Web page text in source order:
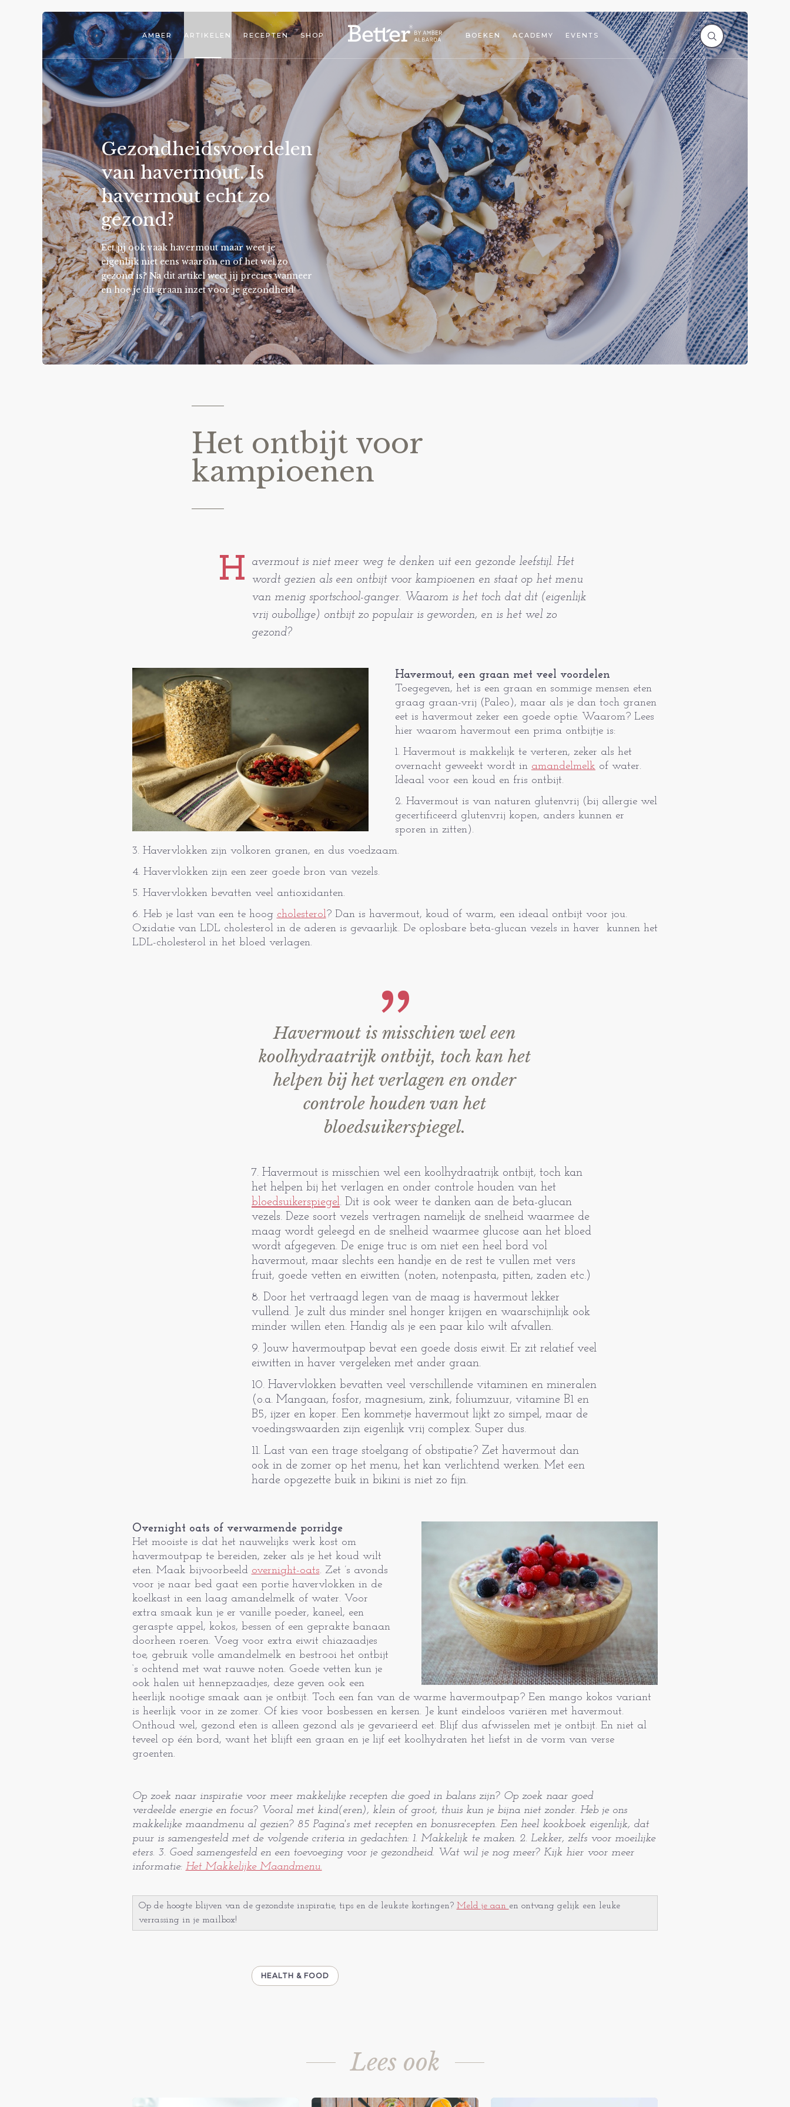
AMBER ARTIKELEN RECEPTEN SHOP BOEKEN ACADEMY EVENTS
Gezondheidsvoordelen
van havermout. Is
havermout echt zo
gezond?
Eet jij ook vaak havermout maar weet je
eigenlijk niet eens waarom en of het wel zo
gezond is? Na dit artikel weet jij precies wanneer
en hoe je dit graan inzet voor je gezondheid!
Het ontbijt voor
kampioenen
H
avermout is niet meer weg te denken uit een gezonde leefstijl. Het
wordt gezien als een ontbijt voor kampioenen en staat op het menu
van menig sportschool-ganger. Waarom is het toch dat dit (eigenlijk
vrij oubollige) ontbijt zo populair is geworden, en is het wel zo
gezond?
Havermout, een graan met veel voordelen
Toegegeven, het is een graan en sommige mensen eten
graag graan-vrij (Paleo), maar als je dan toch granen
eet is havermout zeker een goede optie. Waarom? Lees
hier waarom havermout een prima ontbijtje is:
1. Havermout is makkelijk te verteren, zeker als het
overnacht geweekt wordt in amandelmelk of water.
Ideaal voor een koud en fris ontbijt.
2. Havermout is van naturen glutenvrij (bij allergie wel
gecertificeerd glutenvrij kopen, anders kunnen er
sporen in zitten).
3. Havervlokken zijn volkoren granen, en dus voedzaam.
4. Havervlokken zijn een zeer goede bron van vezels.
5. Havervlokken bevatten veel antioxidanten.
6. Heb je last van een te hoog cholesterol? Dan is havermout, koud of warm, een ideaal ontbijt voor jou.
Oxidatie van LDL cholesterol in de aderen is gevaarlijk. De oplosbare beta-glucan vezels in haver kunnen het
LDL-cholesterol in het bloed verlagen.
Havermout is misschien wel een
koolhydraatrijk ontbijt, toch kan het
helpen bij het verlagen en onder
controle houden van het
bloedsuikerspiegel.
7. Havermout is misschien wel een koolhydraatrijk ontbijt, toch kan
het helpen bij het verlagen en onder controle houden van het
bloedsuikerspiegel. Dit is ook weer te danken aan de beta-glucan
vezels. Deze soort vezels vertragen namelijk de snelheid waarmee de
maag wordt geleegd en de snelheid waarmee glucose aan het bloed
wordt afgegeven. De enige truc is om niet een heel bord vol
havermout, maar slechts een handje en de rest te vullen met vers
fruit, goede vetten en eiwitten (noten, notenpasta, pitten, zaden etc.)
8. Door het vertraagd legen van de maag is havermout lekker
vullend. Je zult dus minder snel honger krijgen en waarschijnlijk ook
minder willen eten. Handig als je een paar kilo wilt afvallen.
9. Jouw havermoutpap bevat een goede dosis eiwit. Er zit relatief veel
eiwitten in haver vergeleken met ander graan.
10. Havervlokken bevatten veel verschillende vitaminen en mineralen
(o.a. Mangaan, fosfor, magnesium, zink, foliumzuur, vitamine B1 en
B5, ijzer en koper. Een kommetje havermout lijkt zo simpel, maar de
voedingswaarden zijn eigenlijk vrij complex. Super dus.
11. Last van een trage stoelgang of obstipatie? Zet havermout dan
ook in de zomer op het menu, het kan verlichtend werken. Met een
harde opgezette buik in bikini is niet zo fijn.
Overnight oats of verwarmende porridge
Het mooiste is dat het nauwelijks werk kost om
havermoutpap te bereiden, zeker als je het koud wilt
eten. Maak bijvoorbeeld overnight-oats. Zet ’s avonds
voor je naar bed gaat een portie havervlokken in de
koelkast in een laag amandelmelk of water. Voor
extra smaak kun je er vanille poeder, kaneel, een
geraspte appel, kokos, bessen of een geprakte banaan
doorheen roeren. Voeg voor extra eiwit chiazaadjes
toe, gebruik volle amandelmelk en bestrooi het ontbijt
‘s ochtend met wat rauwe noten. Goede vetten kun je
ook halen uit hennepzaadjes, deze geven ook een
heerlijk nootige smaak aan je ontbijt. Toch een fan van de warme havermoutpap? Een mango kokos variant
is heerlijk voor in ze zomer. Of kies voor bosbessen en kersen. Je kunt eindeloos variëren met havermout.
Onthoud wel, gezond eten is alleen gezond als je gevarieerd eet. Blijf dus afwisselen met je ontbijt. En niet al
teveel op één bord, want het blijft een graan en je lijf eet koolhydraten het liefst in de vorm van verse
groenten.
Op zoek naar inspiratie voor meer makkelijke recepten die goed in balans zijn? Op zoek naar goed
verdeelde energie en focus? Vooral met kind(eren), klein of groot, thuis kun je bijna niet zonder. Heb je ons
makkelijke maandmenu al gezien? 85 Pagina's met recepten en bonusrecepten. Een heel kookboek eigenlijk, dat
puur is samengesteld met de volgende criteria in gedachten: 1. Makkelijk te maken. 2. Lekker, zelfs voor moeilijke
eters. 3. Goed samengesteld en een toevoeging voor je gezondheid. Wat wil je nog meer? Kijk hier voor meer
informatie: Het Makkelijke Maandmenu.
Op de hoogte blijven van de gezondste inspiratie, tips en de leukste kortingen? Meld je aan en ontvang gelijk een leuke
verrassing in je mailbox!
HEALTH & FOOD
Lees ook